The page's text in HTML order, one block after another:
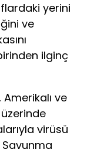
yerini
ve
ilginç
ve
virüsü